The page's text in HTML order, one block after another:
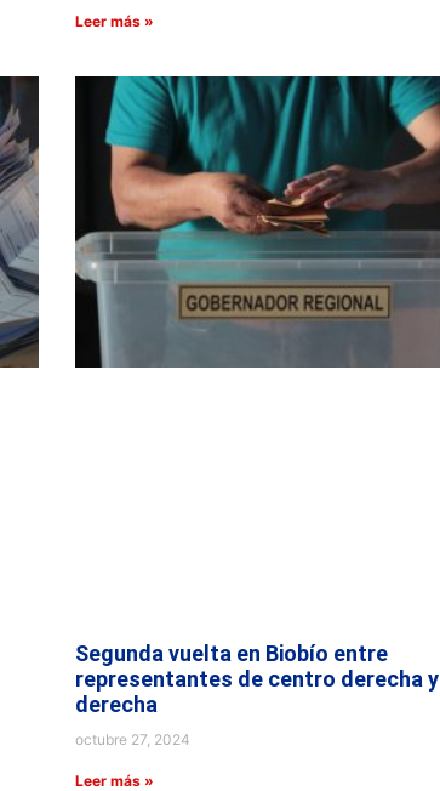
Leer más »
Segunda vuelta en Biobío entre
representantes de centro derecha y
derecha
octubre 27, 2024
Leer más »